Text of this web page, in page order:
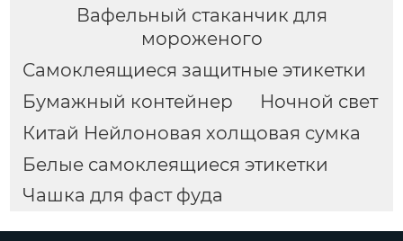
Вафельный стаканчик для
мороженого
Самоклеящиеся защитные этикетки
Бумажный контейнер
Ночной свет
Китай Нейлоновая холщовая сумка
Белые самоклеящиеся этикетки
Чашка для фаст фуда